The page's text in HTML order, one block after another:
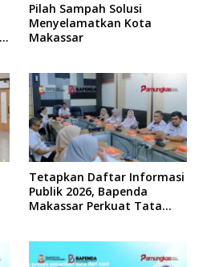
Pilah Sampah Solusi
Menyelamatkan Kota
Makassar
Tetapkan Daftar Informasi
Publik 2026, Bapenda
Makassar Perkuat Tata